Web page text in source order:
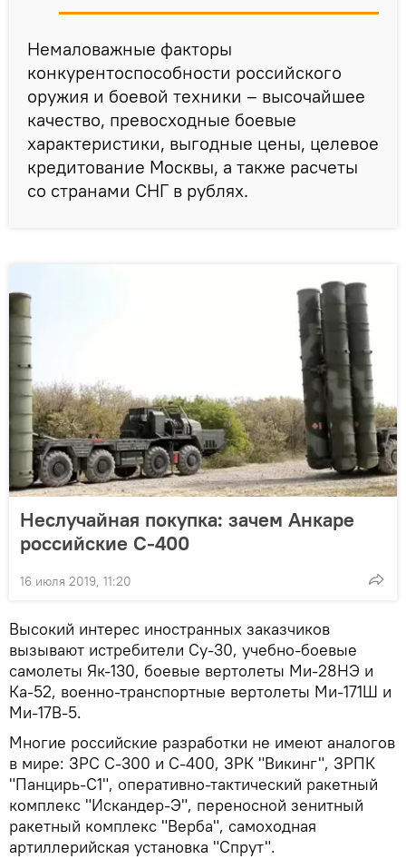
Немаловажные факторы
конкурентоспособности российского
оружия и боевой техники – высочайшее
качество, превосходные боевые
характеристики, выгодные цены, целевое
кредитование Москвы, а также расчеты
со странами СНГ в рублях.
Неслучайная покупка: зачем Анкаре
российские С-400
16 июля 2019, 11:20
Высокий интерес иностранных заказчиков
вызывают истребители Су-30, учебно-боевые
самолеты Як-130, боевые вертолеты Ми-28НЭ и
Ка-52, военно-транспортные вертолеты Ми-171Ш и
Ми-17В-5.
Многие российские разработки не имеют аналогов
в мире: ЗРС С-300 и С-400, ЗРК "Викинг", ЗРПК
"Панцирь-С1", оперативно-тактический ракетный
комплекс "Искандер-Э", переносной зенитный
ракетный комплекс "Верба", самоходная
артиллерийская установка "Спрут".